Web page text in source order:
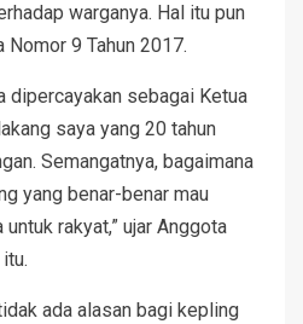
warganya. Hal itu pun
9 Tahun 2017.
dipercayakan sebagai Ketua
saya yang 20 tahun
Semangatnya, bagaimana
yang benar-benar mau
rakyat,” ujar Anggota
ada alasan bagi kepling